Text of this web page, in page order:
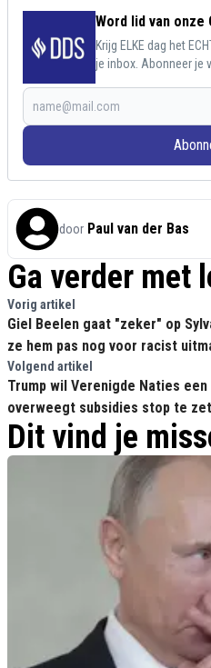
Word lid van onze
Krijg ELKE dag het
je inbox. Abonneer je
door Paul van der Bas
Ga verder met
Vorig artikel
Giel Beelen gaat "zeker" op
ze hem pas nog voor racist
Volgend artikel
Trump wil Verenigde Naties
overweegt subsidies stop te
Dit vind je